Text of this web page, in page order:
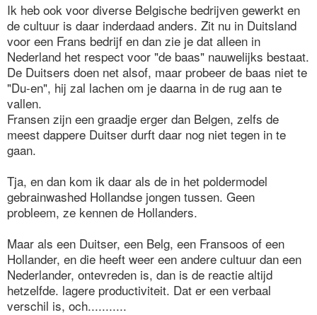
Ik heb ook voor diverse Belgische bedrijven gewerkt en
de cultuur is daar inderdaad anders. Zit nu in Duitsland
voor een Frans bedrijf en dan zie je dat alleen in
Nederland het respect voor "de baas" nauwelijks bestaat.
De Duitsers doen net alsof, maar probeer de baas niet te
"Du-en", hij zal lachen om je daarna in de rug aan te
vallen.
Fransen zijn een graadje erger dan Belgen, zelfs de
meest dappere Duitser durft daar nog niet tegen in te
gaan.
Tja, en dan kom ik daar als de in het poldermodel
gebrainwashed Hollandse jongen tussen. Geen
probleem, ze kennen de Hollanders.
Maar als een Duitser, een Belg, een Fransoos of een
Hollander, en die heeft weer een andere cultuur dan een
Nederlander, ontevreden is, dan is de reactie altijd
hetzelfde. lagere productiviteit. Dat er een verbaal
verschil is, och...........